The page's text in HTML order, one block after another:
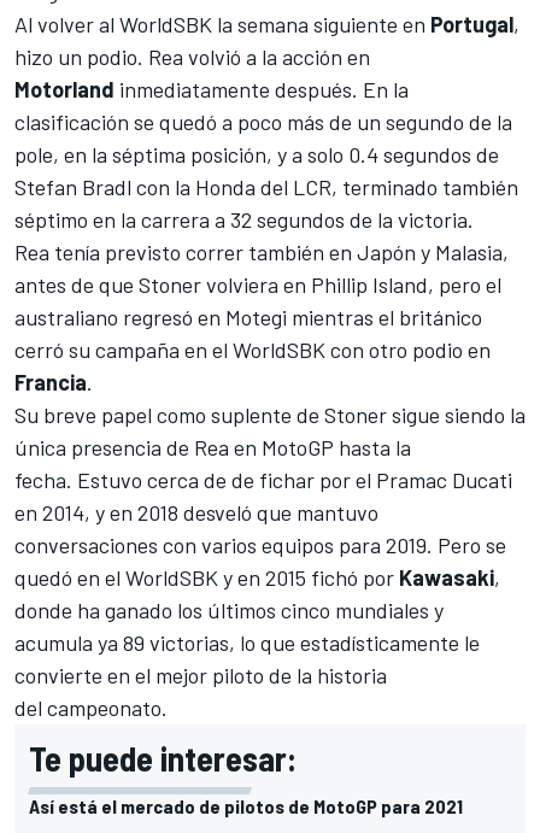
Al volver al WorldSBK la semana siguiente en Portugal,
hizo un podio. Rea volvió a la acción en
Motorland inmediatamente después. En la
clasificación se quedó a poco más de un segundo de la
pole, en la séptima posición, y a solo 0.4 segundos de
Stefan Bradl con la Honda del LCR, terminado también
séptimo en la carrera a 32 segundos de la victoria.
Rea tenía previsto correr también en Japón y Malasia,
antes de que Stoner volviera en Phillip Island, pero el
australiano regresó en Motegi mientras el británico
cerró su campaña en el WorldSBK con otro podio en
Francia.
Su breve papel como suplente de Stoner sigue siendo la
única presencia de Rea en MotoGP hasta la
fecha. Estuvo cerca de de fichar por el Pramac Ducati
en 2014, y en 2018 desveló que mantuvo
conversaciones con varios equipos para 2019. Pero se
quedó en el WorldSBK y en 2015 fichó por Kawasaki,
donde ha ganado los últimos cinco mundiales y
acumula ya 89 victorias, lo que estadísticamente le
convierte en el mejor piloto de la historia
del campeonato.
Te puede interesar:
Así está el mercado de pilotos de MotoGP para 2021